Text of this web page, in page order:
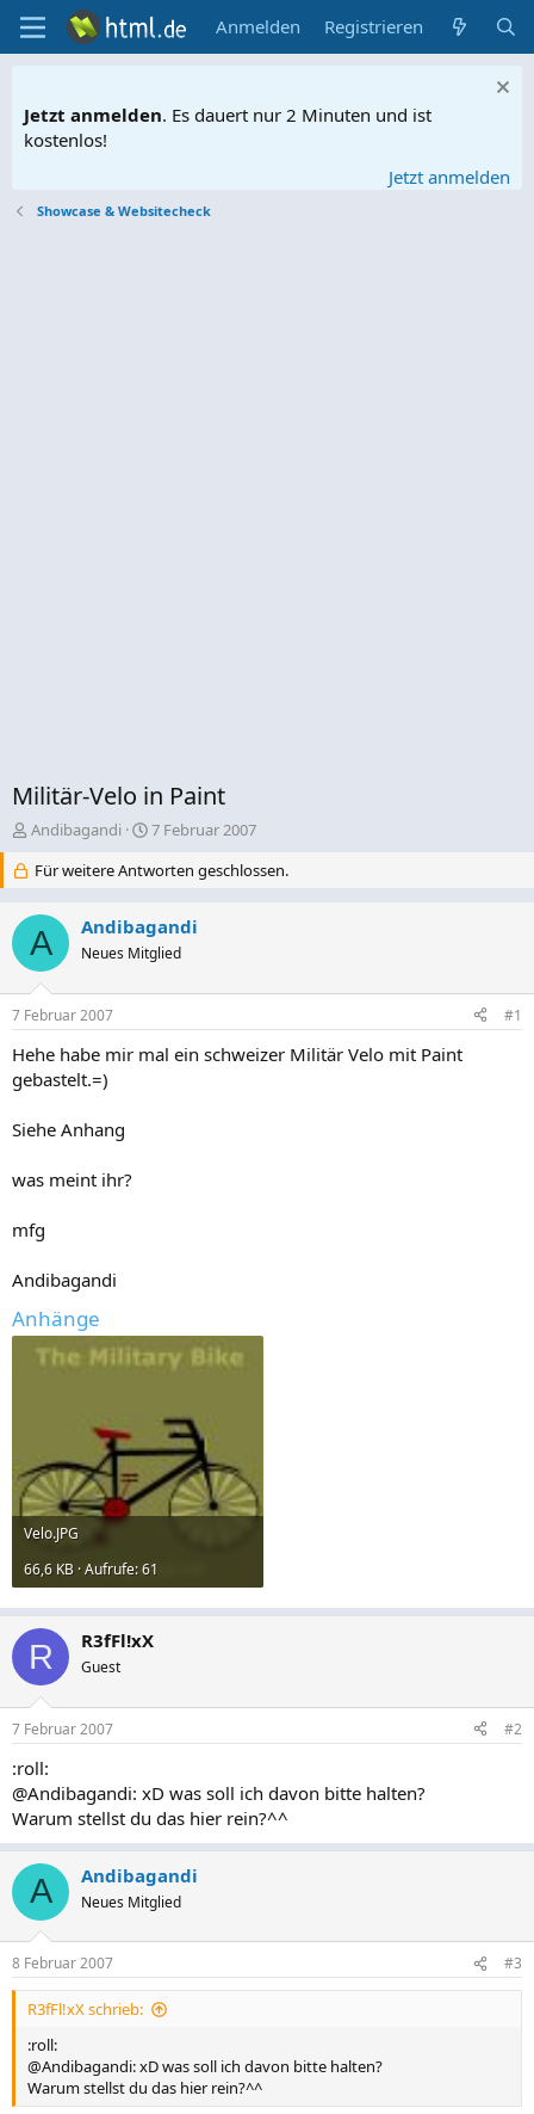
Anmelden Registrieren
Jetzt anmelden. Es dauert nur 2 Minuten und ist
kostenlos!
Jetzt anmelden
Showcase & Websitecheck
Militär-Velo in Paint
E
s
e
l
e
r
Andibagandi
E
s
l
l
a
7 Februar 2007
Für weitere Antworten geschlossen.
A Andibagandi
Neues Mitglied
7 Februar 2007 #1
Hehe habe mir mal ein schweizer Militär Velo mit Paint
gebastelt.=)
Siehe Anhang
was meint ihr?
mfg
Andibagandi
Anhänge
Velo.JPG
66,6 KB · Aufrufe: 61
R R3fFl!xX
Guest
7 Februar 2007 #2
:roll:
@Andibagandi: xD was soll ich davon bitte halten?
Warum stellst du das hier rein?^^
A Andibagandi
Neues Mitglied
8 Februar 2007 #3
R3fFl!xX schrieb:
:roll:
@Andibagandi: xD was soll ich davon bitte halten?
Warum stellst du das hier rein?^^